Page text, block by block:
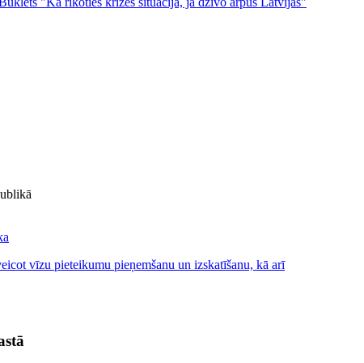
vīzu pieteikumu pieņemšanu un izskatīšanu, kā arī